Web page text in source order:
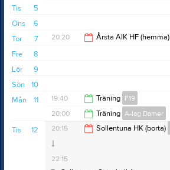
5
Tis
6
Ons
7
Tor 20:20 Årsta AIK HF (hemma)
8
Fre
9
Lör
10
Sön
11
Mån 19:40 Träning F19
21:30
20:00 Träning A-lag Damer
21:30
12
Tis 20:15 Sollentuna HK (borta)
22:15